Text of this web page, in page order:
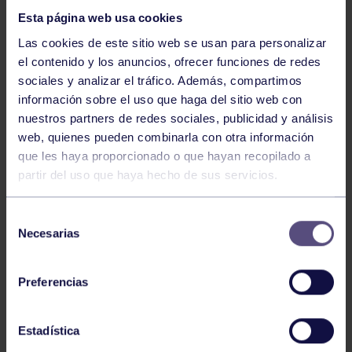
Esta página web usa cookies
Las cookies de este sitio web se usan para personalizar
el contenido y los anuncios, ofrecer funciones de redes
sociales y analizar el tráfico. Además, compartimos
información sobre el uso que haga del sitio web con
nuestros partners de redes sociales, publicidad y análisis
web, quienes pueden combinarla con otra información
que les haya proporcionado o que hayan recopilado a
partir del uso que haya hecho de sus servicios.
Necesarias
Preferencias
Estadística
Hockey 28 Jul 2026
ÓSCAR PALOMERO, RUMBO AL
MUNDIAL
Hockey